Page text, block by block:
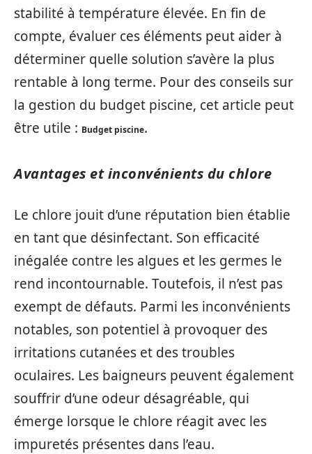
stabilité à température élevée. En fin de
compte, évaluer ces éléments peut aider à
déterminer quelle solution s’avère la plus
rentable à long terme. Pour des conseils sur
la gestion du budget piscine, cet article peut
être utile : Budget piscine.
Avantages et inconvénients du chlore
Le chlore jouit d’une réputation bien établie
en tant que désinfectant. Son efficacité
inégalée contre les algues et les germes le
rend incontournable. Toutefois, il n’est pas
exempt de défauts. Parmi les inconvénients
notables, son potentiel à provoquer des
irritations cutanées et des troubles
oculaires. Les baigneurs peuvent également
souffrir d’une odeur désagréable, qui
émerge lorsque le chlore réagit avec les
impuretés présentes dans l’eau.